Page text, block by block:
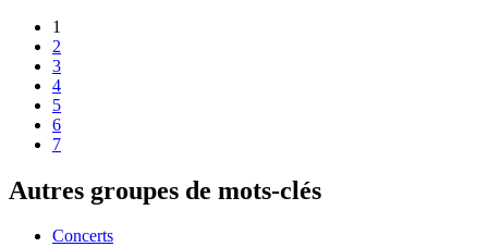
1
2
3
4
5
6
7
Autres groupes de mots-clés
Concerts